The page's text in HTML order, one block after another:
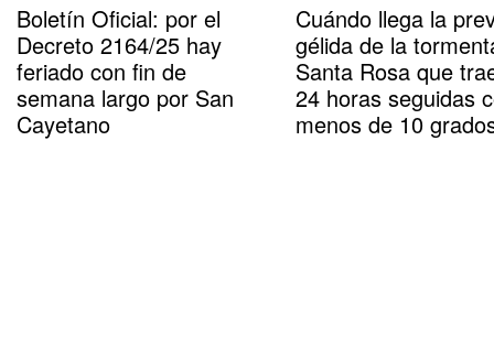
Boletín Oficial: por el
Decreto 2164/25 hay
feriado con fin de
semana largo por San
Cayetano
Cuándo llega la
gélida de la
Santa Rosa que
24 horas seguidas
menos de 10